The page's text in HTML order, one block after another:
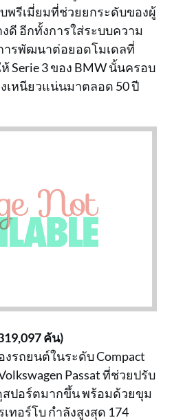
พรีเมี่ยมที่ช่วยยกระดับของผู้
ดี อีกทั้งการใส่ระบบความ
รพัฒนาต่อยอดโมเดลที่
Serie 3 ของ BMW นั้นครอบ
เหนียวแน่นมาตลอด 50 ปี
คัน)
รถยนต์ในระดับ Compact
Passat ที่ช่วยปรับ
ปอร์ตมากขึ้น พร้อมด้วยขุม
ทอร์โบ กำลังสูงสุด 174